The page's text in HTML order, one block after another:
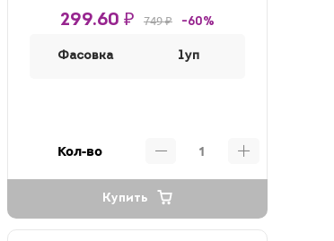
299.60 ₽ 749 ₽ -60%
Фасовка 1уп
Кол-во
Купить